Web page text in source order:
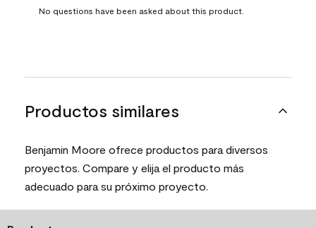
No questions have been asked about this product.
Productos similares
Benjamin Moore ofrece productos para diversos
proyectos. Compare y elija el producto más
adecuado para su próximo proyecto.